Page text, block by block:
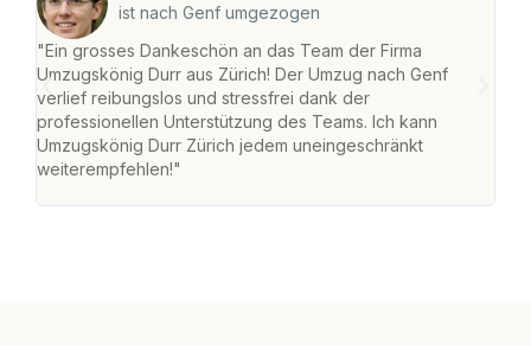
ist nach Genf umgezogen
"Ein grosses Dankeschön an das Team der Firma
Umzugskönig Durr aus Zürich! Der Umzug nach Genf
verlief reibungslos und stressfrei dank der
professionellen Unterstützung des Teams. Ich kann
Umzugskönig Durr Zürich jedem uneingeschränkt
weiterempfehlen!"